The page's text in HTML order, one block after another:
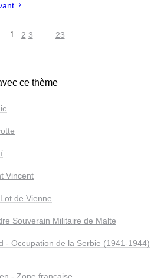
1 2 3 … 23
ce thème
Vincent
de Vienne
Souverain Militaire de Malte
- Occupation de la Serbie (1941-1944)
- Zone française